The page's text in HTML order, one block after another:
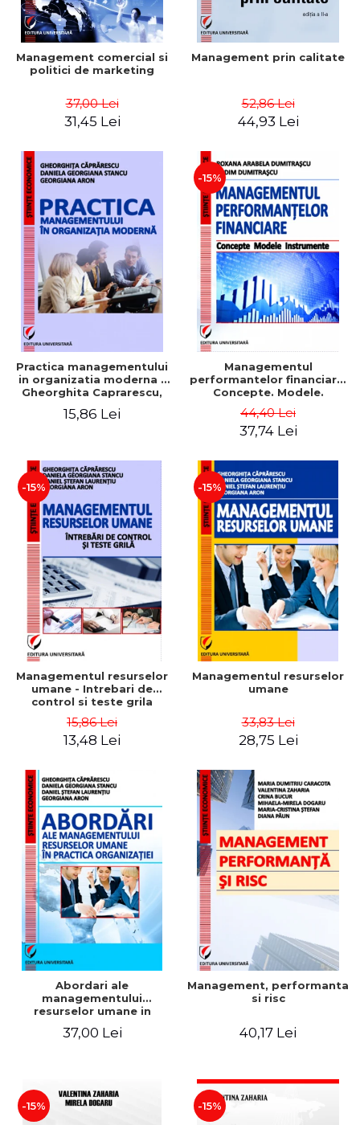
Management comercial si
politici de marketing
37,00 Lei
31,45 Lei
Management prin calitate
52,86 Lei
44,93 Lei
Practica managementului
in organizatia moderna -
Gheorghita Caprarescu,
Georgiana Aron
15,86 Lei
-15%
Managementul
performantelor financiare.
Concepte. Modele.
44,40 Lei
37,74 Lei
-15%
Managementul resurselor
umane - Intrebari de
control si teste grila
15,86 Lei
13,48 Lei
-15%
Managementul resurselor
umane
33,83 Lei
28,75 Lei
Abordari ale
managementului
resurselor umane in
37,00 Lei
Management, performanta
si risc
40,17 Lei
-15% -15%